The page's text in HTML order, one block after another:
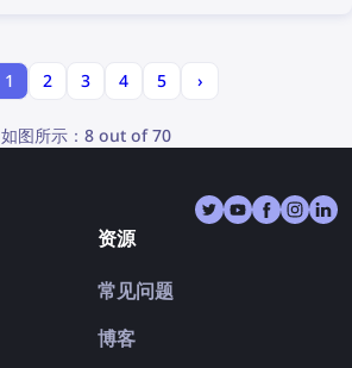
1 2 3 4 5 ›
如图所示： 8 out of 70
资源
常见问题
博客